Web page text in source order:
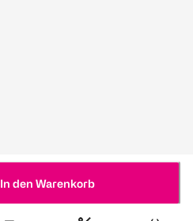
In den Warenkorb